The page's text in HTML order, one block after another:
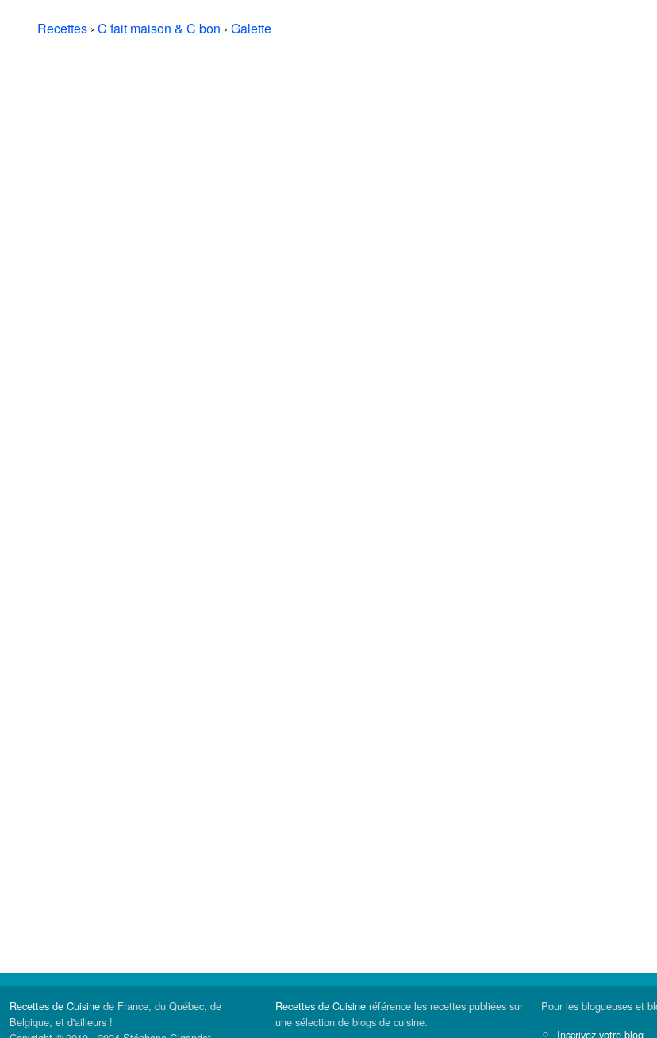
Recettes › C fait maison & C bon › Galette
Recettes de Cuisine de France, du Québec, de
Belgique, et d'ailleurs !
Recettes de Cuisine référence les recettes publiées sur
une sélection de blogs de cuisine.
Pour les blogueuses et
Inscrivez votre blog